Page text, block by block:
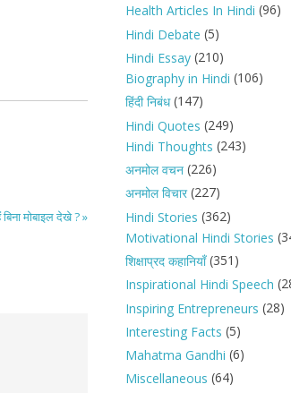
मोबाइल देखे ? »
Health Articles In Hindi (96)
Hindi Debate (5)
Hindi Essay(210)
Biography in Hindi (106)
हिंदी निबंध(147)
Hindi Quotes (249)
Hindi Thoughts (243)
अनमोल वचन(226)
अनमोल विचार(227)
Hindi Stories (362)
Motivational Hindi Stories
शिक्षाप्रद कहानियाँ(351)
Inspirational Hindi Speech
Inspiring Entrepreneurs (28)
Interesting Facts (5)
Mahatma Gandhi (6)
Miscellaneous (64)